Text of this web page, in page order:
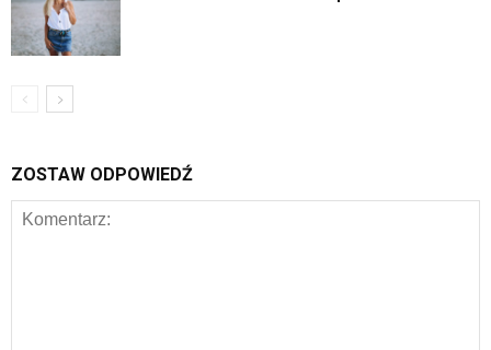
ZOSTAW ODPOWIEDŹ